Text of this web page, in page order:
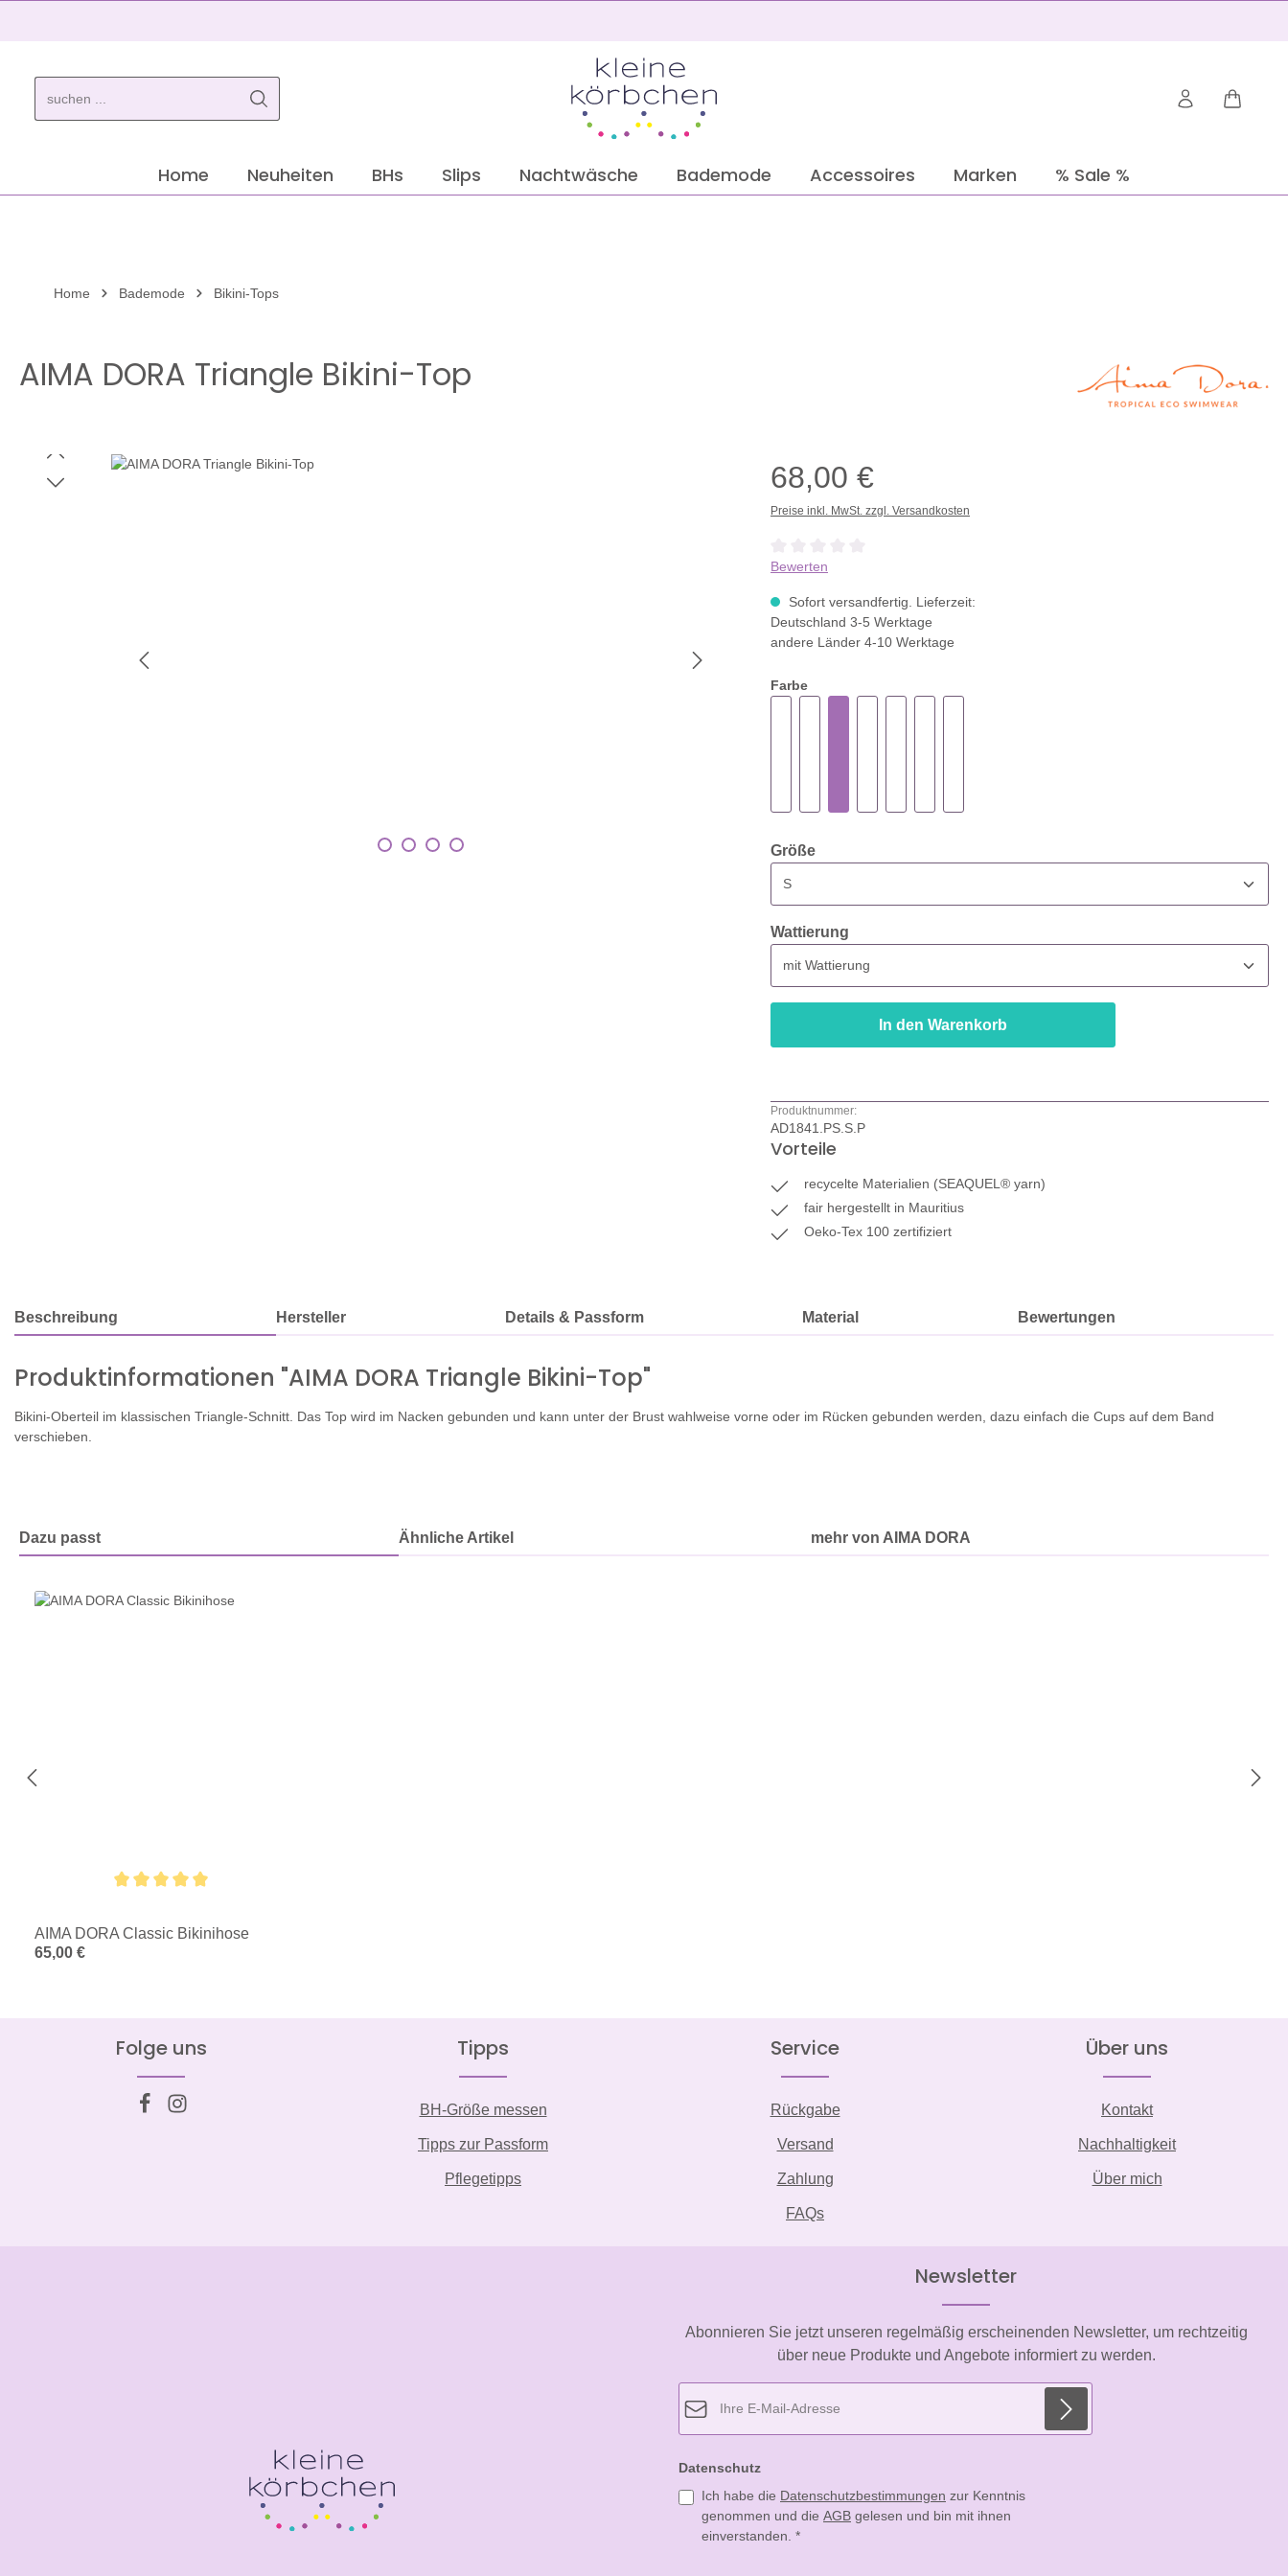
Home Neuheiten BHs Slips Nachtwäsche Bademode Accessoires Marken % Sale %
Home Bademode Bikini-Tops
AIMA DORA Triangle Bikini-Top
Bildergalerie überspringen 68,00 €
Preise inkl. MwSt. zzgl. Versandkosten
Durchschnittliche Bewertung von 0 von 5 Sternen
Bewerten
Sofort versandfertig. Lieferzeit:
Deutschland 3-5 Werktage
andere Länder 4-10 Werktage
Farbe
Größeauswählen
Wattierung
In den Warenkorb
Produktnummer:
AD1841.PS.S.P
Vorteile
recycelte Materialien (SEAQUEL® yarn)
fair hergestellt in Mauritius
Oeko-Tex 100 zertifiziert
Beschreibung Hersteller Details & Passform Material Bewertungen
Produktinformationen "AIMA DORA Triangle Bikini-Top"
Bikini-Oberteil im klassischen Triangle-Schnitt. Das Top wird im Nacken gebunden und kann unter der Brust wahlweise vorne oder im Rücken gebunden werden, dazu einfach die Cups auf dem Band
verschieben.
Dazu passt Ähnliche Artikel mehr von AIMA DORA
AIMA DORA Classic Bikinihose
Regulärer Preis:
65,00 €
Folge uns Tipps
BH-Größe messen
Tipps zur Passform
Pflegetipps
Service
Rückgabe
Versand
Zahlung
FAQs
Über uns
Kontakt
Nachhaltigkeit
Über mich
Newsletter
Abonnieren Sie jetzt unseren regelmäßig erscheinenden Newsletter, um rechtzeitig
über neue Produkte und Angebote informiert zu werden.
Datenschutz
Ich habe die Datenschutzbestimmungen zur Kenntnis
genommen und die AGB gelesen und bin mit ihnen
einverstanden. *